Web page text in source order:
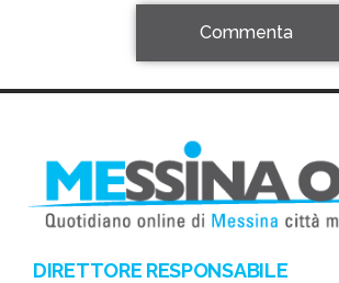
Commenta
DIRETTORE RESPONSABILE